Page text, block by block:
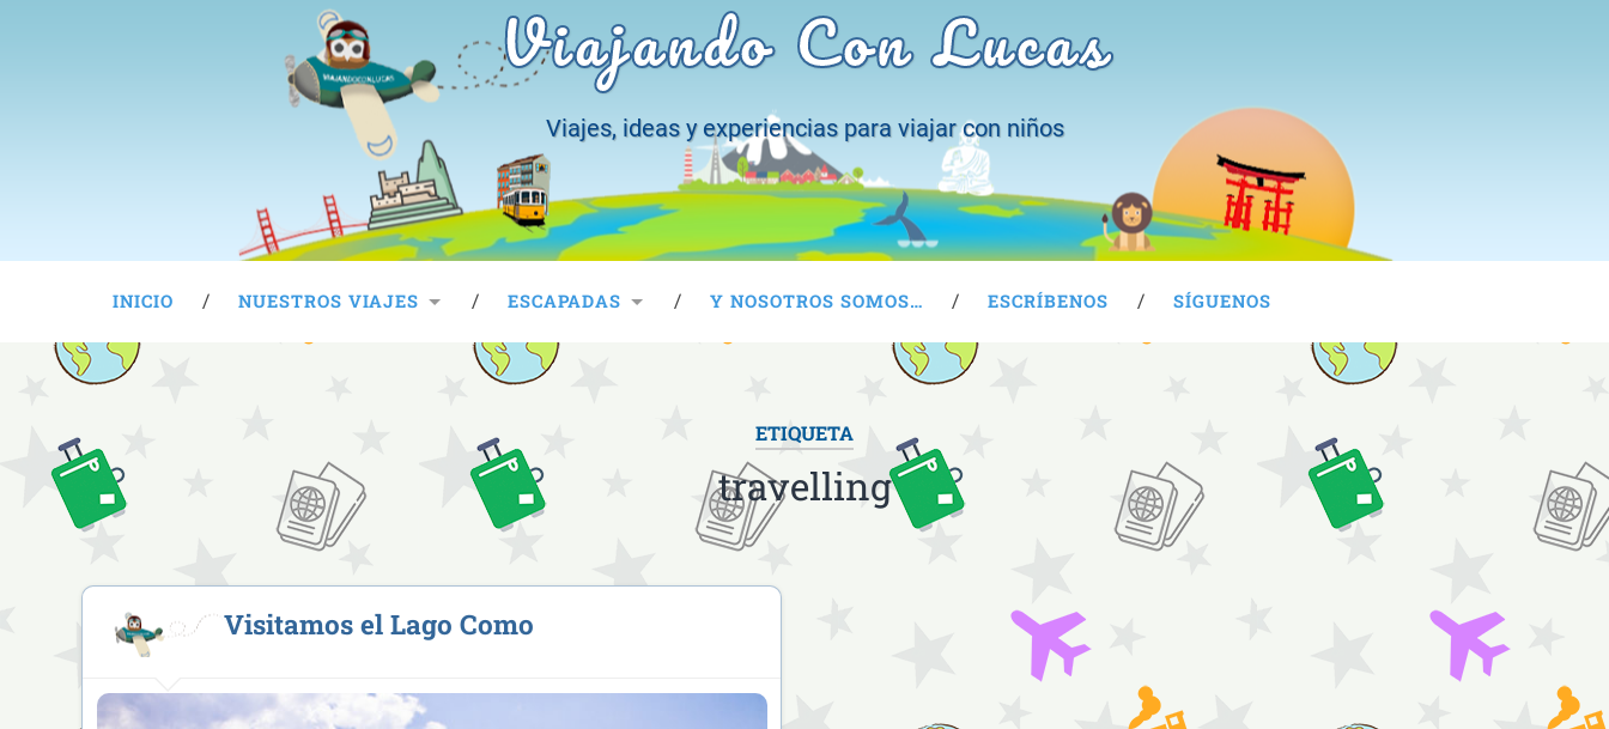
Viajando Con Lucas
Viajes, ideas y experiencias para viajar con niños
INICIO NUESTROS VIAJES ESCAPADAS Y NOSOTROS SOMOS… ESCRÍBENOS SÍGUENOS
ETIQUETA
travelling
Visitamos el Lago Como